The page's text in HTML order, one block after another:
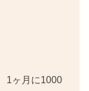
1ヶ月に1000